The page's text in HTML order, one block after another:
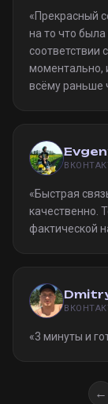
«Прекрасный
на то что
соответствии
моментально,
всёму раньше
«Быстрая
качественно.
фактической
«3 минуты и
←